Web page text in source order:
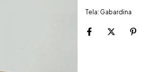
Tela: Gabardina